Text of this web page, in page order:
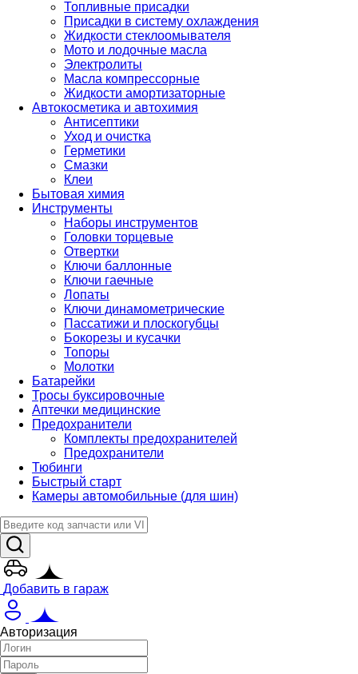
Топливные присадки
Присадки в систему охлаждения
Жидкости стеклоомывателя
Мото и лодочные масла
Электролиты
Масла компрессорные
Жидкости амортизаторные
Автокосметика и автохимия
Антисептики
Уход и очистка
Герметики
Смазки
Клеи
Бытовая химия
Инструменты
Наборы инструментов
Головки торцевые
Отвертки
Ключи баллонные
Ключи гаечные
Лопаты
Ключи динамометрические
Пассатижи и плоскогубцы
Бокорезы и кусачки
Топоры
Молотки
Батарейки
Тросы буксировочные
Аптечки медицинские
Предохранители
Комплекты предохранителей
Предохранители
Тюбинги
Быстрый старт
Камеры автомобильные (для шин)
Добавить в гараж
Авторизация